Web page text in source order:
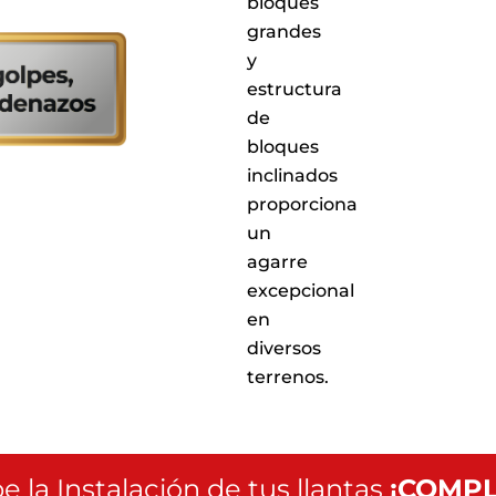
en
cualquiera
puntos
de
a
nivel
nacional
grandes
y
estructura
de
bloques
inclinados
proporciona
un
agarre
excepcional
en
diversos
terrenos.
la Instalación de tus llantas